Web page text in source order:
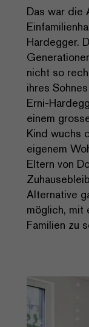
Das war die
Hardegger.
nicht so
ihres
Erni-
einem
Kind wuchs
eigenem
Eltern von
Alternative
möglich, mit
Familien zu